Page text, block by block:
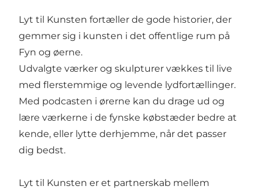
Lyt til Kunsten fortæller de gode historier, der
gemmer sig i kunsten i det offentlige rum på
Fyn og øerne.
Udvalgte værker og skulpturer vækkes til live
med flerstemmige og levende lydfortællinger.
Med podcasten i ørerne kan du drage ud og
lære værkerne i de fynske købstæder bedre at
kende, eller lytte derhjemme, når det passer
dig bedst.
Lyt til Kunsten er et partnerskab mellem